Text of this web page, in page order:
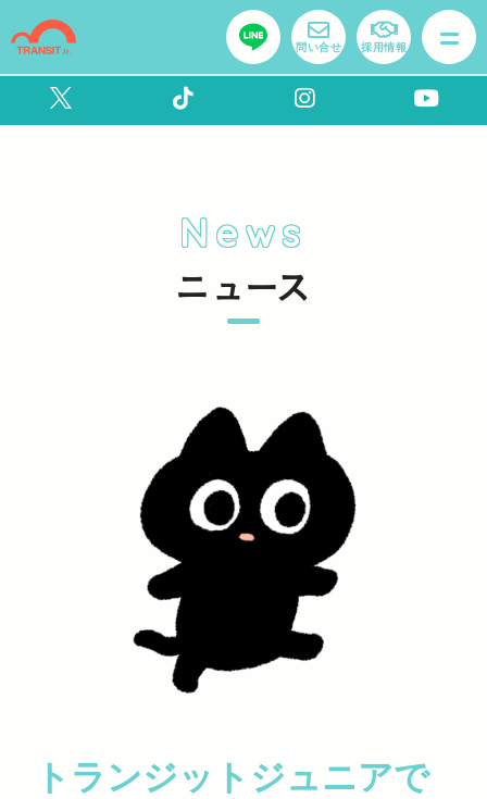
問い合せ 採用情報
News
ニュース
トランジットジュニアで